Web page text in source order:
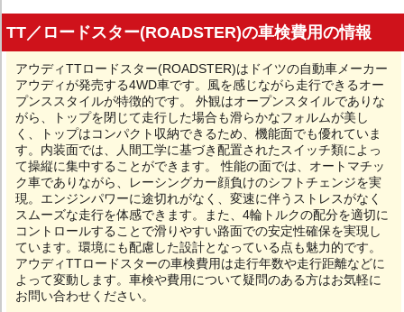
TT／ロードスター(ROADSTER)の車検費用の情報
アウディTTロードスター(ROADSTER)はドイツの自動車メーカー
アウディが発売する4WD車です。風を感じながら走行できるオー
プンススタイルが特徴的です。 外観はオープンスタイルでありな
がら、トップを閉じて走行した場合も滑らかなフォルムが美し
く、トップはコンパクト収納できるため、機能面でも優れていま
す。内装面では、人間工学に基づき配置されたスイッチ類によっ
て操縦に集中することができます。 性能の面では、オートマチッ
ク車でありながら、レーシングカー顔負けのシフトチェンジを実
現。エンジンパワーに途切れがなく、変速に伴うストレスがなく
スムーズな走行を体感できます。また、4輪トルクの配分を適切に
コントロールすることで滑りやすい路面での安定性確保を実現し
ています。環境にも配慮した設計となっている点も魅力的です。
アウディTTロードスターの車検費用は走行年数や走行距離などに
よって変動します。車検や費用について疑問のある方はお気軽に
お問い合わせください。